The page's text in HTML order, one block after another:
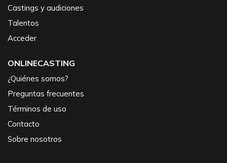
Castings y audiciones
Talentos
Acceder
ONLINECASTING
¿Quiénes somos?
Preguntas frecuentes
Términos de uso
Contacto
Sobre nosotros